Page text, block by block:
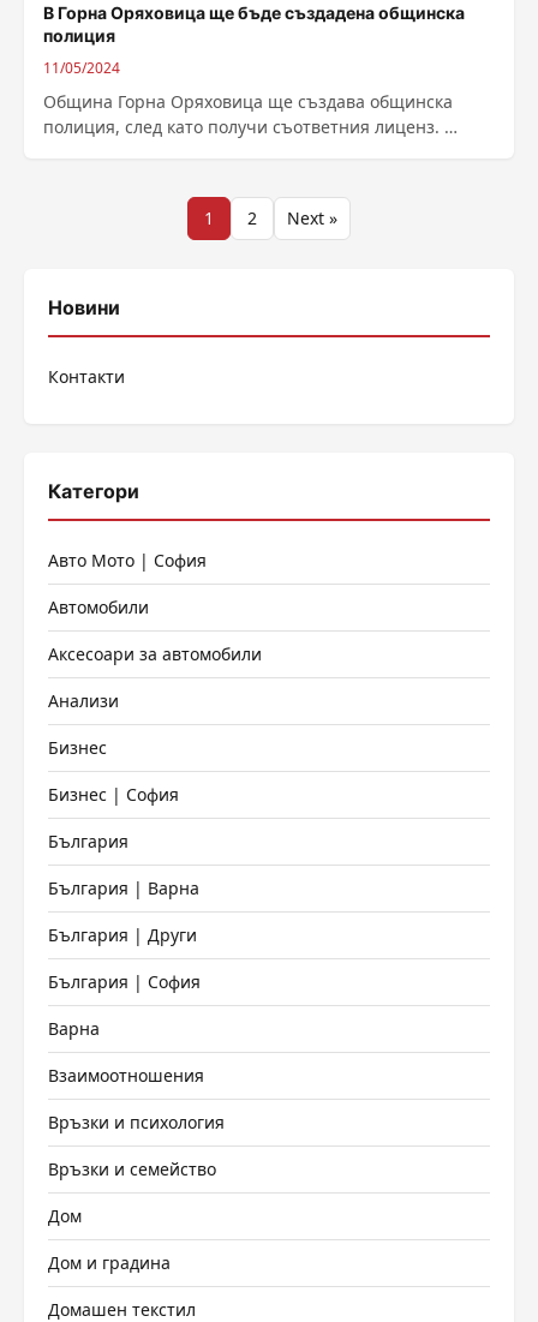
В Горна Оряховица ще бъде създадена общинска
полиция
11/05/2024
Община Горна Оряховица ще създава общинска
полиция, след като получи съответния лиценз.
публикациите
1 2 Next »
Новини
Контакти
Категори
Авто Мото | София
Автомобили
Аксесоари за автомобили
Анализи
Бизнес
Бизнес | София
България
България | Варна
България | Други
България | София
Варна
Взаимоотношения
Връзки и психология
Връзки и семейство
Дом
Дом и градина
Домашен текстил